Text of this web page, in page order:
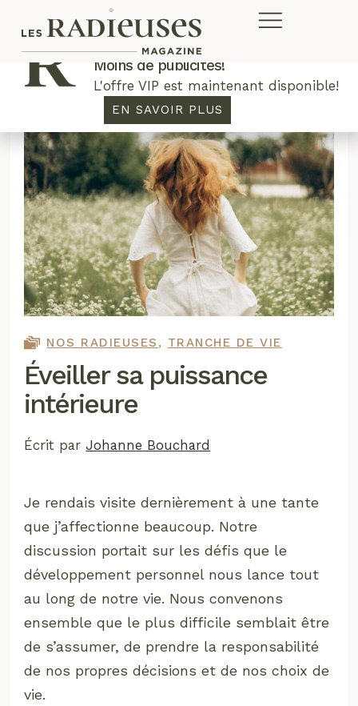
NOS RADIEUSES , TRANCHE DE VIE
Éveiller sa puissance
intérieure
Écrit par Johanne Bouchard
Je rendais visite dernièrement à une tante
que j’affectionne beaucoup. Notre
discussion portait sur les défis que le
développement personnel nous lance tout
au long de notre vie. Nous convenons
ensemble que le plus difficile semblait être
de s’assumer, de prendre la responsabilité
de nos propres décisions et de nos choix de
vie.
Plus de concours. Plus de rabais.
Moins de publicités!
L'offre VIP est maintenant disponible!
EN SAVOIR PLUS